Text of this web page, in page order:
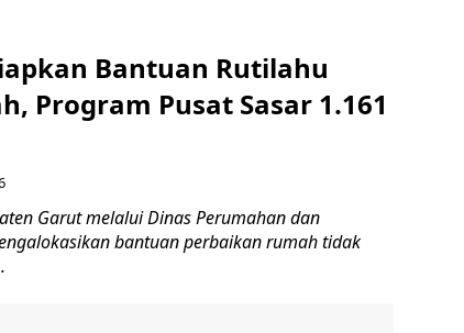
Bantuan Rutilahu
Program Pusat Sasar 1.161
Garut melalui Dinas Perumahan dan
bantuan perbaikan rumah tidak